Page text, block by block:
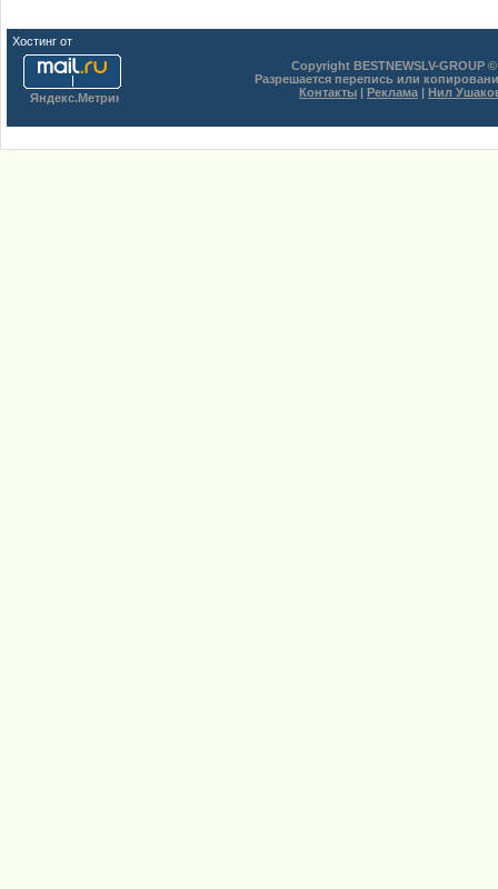
Хостинг от
Copyright BESTNEWSLV-GROUP
Разрешается перепись или
Контакты | Реклама | Нил